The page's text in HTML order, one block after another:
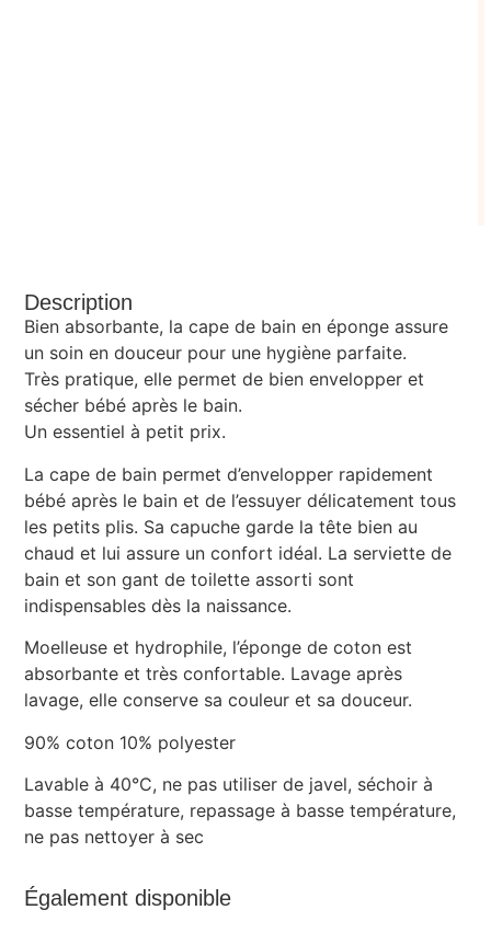
Description
Bien absorbante, la cape de bain en éponge assure
un soin en douceur pour une hygiène parfaite.
Très pratique, elle permet de bien envelopper et
sécher bébé après le bain.
Un essentiel à petit prix.
La cape de bain permet d’envelopper rapidement
bébé après le bain et de l’essuyer délicatement tous
les petits plis. Sa capuche garde la tête bien au
chaud et lui assure un confort idéal. La serviette de
bain et son gant de toilette assorti sont
indispensables dès la naissance.
Moelleuse et hydrophile, l’éponge de coton est
absorbante et très confortable. Lavage après
lavage, elle conserve sa couleur et sa douceur.
90% coton 10% polyester
Lavable à 40°C, ne pas utiliser de javel, séchoir à
basse température, repassage à basse température,
ne pas nettoyer à sec
Également disponible